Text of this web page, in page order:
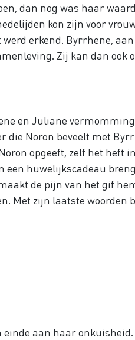
dan nog was haar
kon zijn voor
erkend. Byrrhene,
Zij kan dan ook
en Juliane
die Noron beveelt met
opgeeft, zelf het heft
een huwelijkscadeau
de pijn van het gif
Met zijn laatste woorden
einde aan haar